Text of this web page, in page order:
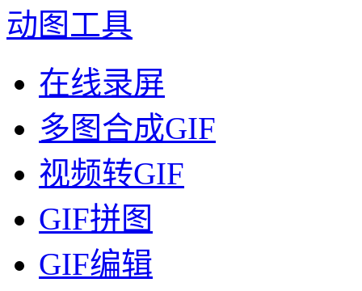
动图工具
在线录屏
多图合成GIF
视频转GIF
GIF拼图
GIF编辑